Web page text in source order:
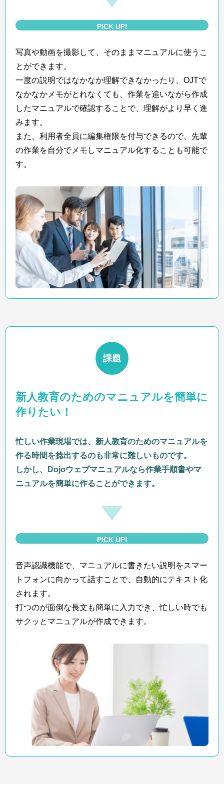
PICK UP!
写真や動画を撮影して、そのままマニュアルに使うこ
とができます。
一度の説明ではなかなか理解できなかったり、OJTで
なかなかメモがとれなくても、作業を追いながら作成
したマニュアルで確認することで、理解がより早く進
みます。
また、利用者全員に編集権限を付与できるので、先輩
の作業を自分でメモしマニュアル化することも可能で
す。
課題
新人教育のためのマニュアルを簡単に
作りたい！
忙しい作業現場では、新人教育のためのマニュアルを
作る時間を捻出するのも非常に難しいものです。
しかし、Dojoウェブマニュアルなら作業手順書やマ
ニュアルを簡単に作ることができます。
PICK UP!
音声認識機能で、マニュアルに書きたい説明をスマー
トフォンに向かって話すことで、自動的にテキスト化
されます。
打つのが面倒な長文も簡単に入力でき、忙しい時でも
サクッとマニュアルが作成できます。